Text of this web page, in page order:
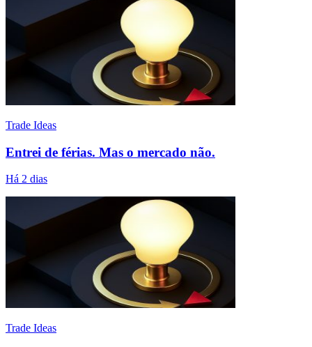
Trade Ideas
Entrei de férias. Mas o mercado não.
Há 2 dias
Trade Ideas